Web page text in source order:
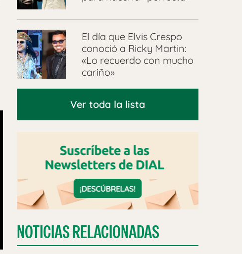
El día que Elvis Crespo
conoció a Ricky Martin:
«Lo recuerdo con mucho
cariño»
Ver toda la lista
NOTICIAS RELACIONADAS